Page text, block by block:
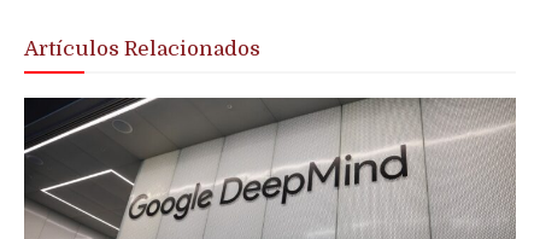
Artículos Relacionados